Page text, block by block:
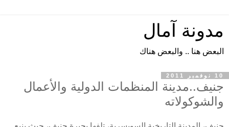
مدونة آمال
البعض هنا .. والبعض هناك
10 نوفمبر 2011
جنيف..مدينة المنظمات الدولية والأعمال
والشوكولاته